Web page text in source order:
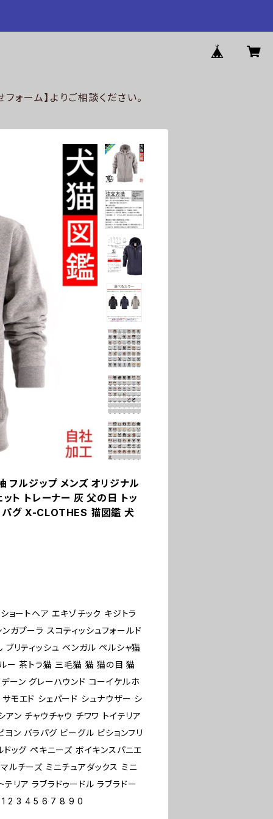
ーム】よりご相談ください。
フルジップ メンズ オリジナル
ト トレーナー 灰 父の日 トッ
パグ X-CLOTHES 猫図鑑 犬
ョートヘア エキゾチック キジトラ
ガプーラ スコティッシュフォールド
ブリティッシュ ベンガル ペルシャ猫
ルー 茶トラ猫 三毛猫 猫 猫の目 猫
ーン グレーハウンド コーイケルホ
モエド シェパード シュナウザー シ
ン チャウチャウ チワワ トイテリア
ン バラパグ ビーグル ビションフリ
ドッグ ペキニーズ ボイキンスパニエ
ルチーズ ミニチュアダックス ミニ
リア ラブラドゥードル ラブラドー
1 2 3 4 5 6 7 8 9 0